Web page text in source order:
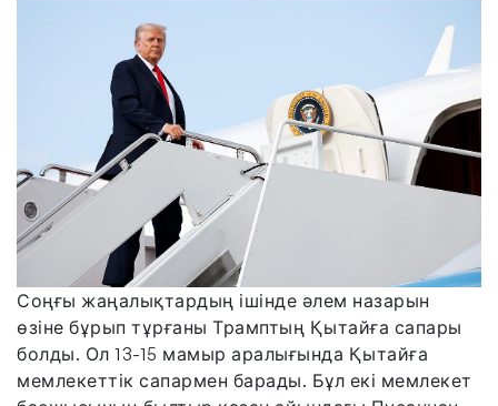
Соңғы жаңалықтардың ішінде әлем назарын
өзіне бұрып тұрғаны Трамптың Қытайға сапары
болды. Ол 13-15 мамыр аралығында Қытайға
мемлекеттік сапармен барады. Бұл екі мемлекет